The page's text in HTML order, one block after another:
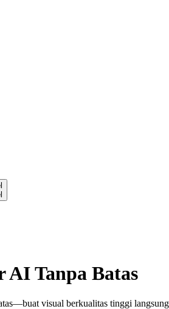
AI Tanpa Batas
visual berkualitas tinggi